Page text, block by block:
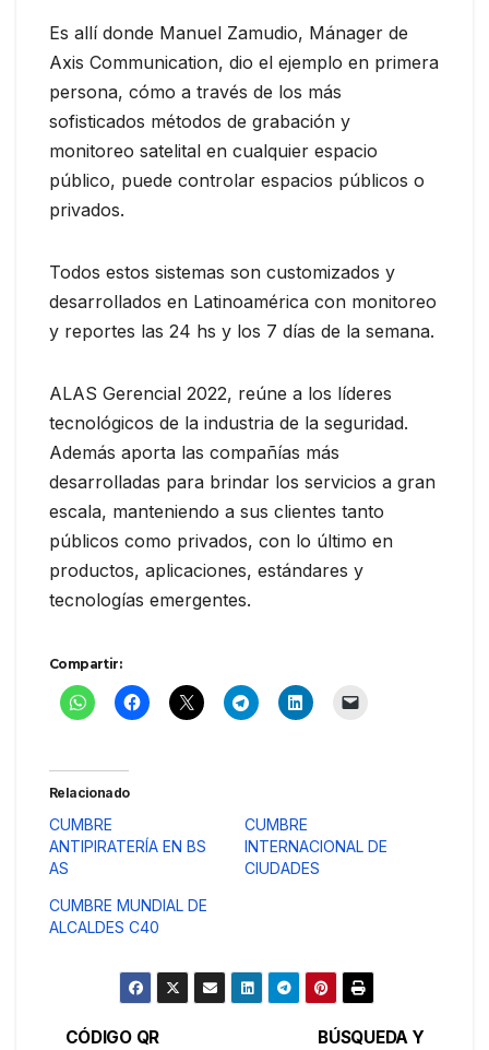
Es allí donde Manuel Zamudio, Mánager de
Axis Communication, dio el ejemplo en primera
persona, cómo a través de los más
sofisticados métodos de grabación y
monitoreo satelital en cualquier espacio
público, puede controlar espacios públicos o
privados.
Todos estos sistemas son customizados y
desarrollados en Latinoamérica con monitoreo
y reportes las 24 hs y los 7 días de la semana.
ALAS Gerencial 2022, reúne a los líderes
tecnológicos de la industria de la seguridad.
Además aporta las compañías más
desarrolladas para brindar los servicios a gran
escala, manteniendo a sus clientes tanto
públicos como privados, con lo último en
productos, aplicaciones, estándares y
tecnologías emergentes.
Compartir:
Relacionado
CUMBRE
ANTIPIRATERÍA EN BS
AS
CUMBRE
INTERNACIONAL DE
CIUDADES
CUMBRE MUNDIAL DE
ALCALDES C40
BÚSQUEDA Y
CÓDIGO QR